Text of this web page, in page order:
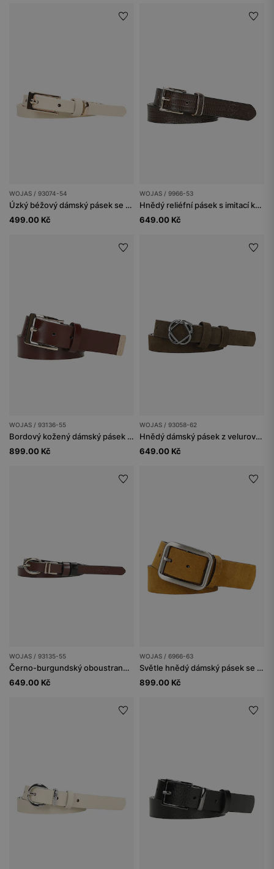
WOJAS / 93074-54
Úzký béžový dámský pásek se zlatou přezkou
499.00 Kč
WOJAS / 9966-53
Hnědý reliéfní pásek s imitací krokodýlí kůže se zlatými doplňky
649.00 Kč
WOJAS / 93136-55
Bordový kožený dámský pásek se zlatou sponou
899.00 Kč
WOJAS / 93058-62
Hnědý dámský pásek z velurové štípané kůže
649.00 Kč
WOJAS / 93135-55
Černo-burgundský oboustranný dámský pásek
649.00 Kč
WOJAS / 6966-63
Světle hnědý dámský pásek se stříbrnou přezkou
899.00 Kč